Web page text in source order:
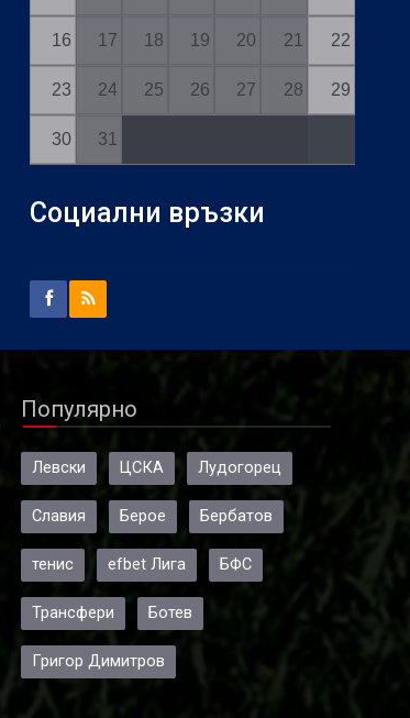
16 17 18 19 20 21 22
23 24 25 26 27 28 29
30 31
Социални връзки
Популярно
Левски ЦСКА Лудогорец
Славия Берое Бербатов
тенис efbet Лига БФС
Трансфери Ботев
Григор Димитров